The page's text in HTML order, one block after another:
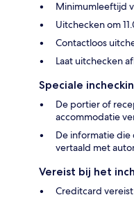
Minimumleeftijd
Uitchecken om
Contactloos
Laat uitchecken
Speciale
De portier of
accommodatie
De informatie
vertaald met
Vereist bij het
Creditcard